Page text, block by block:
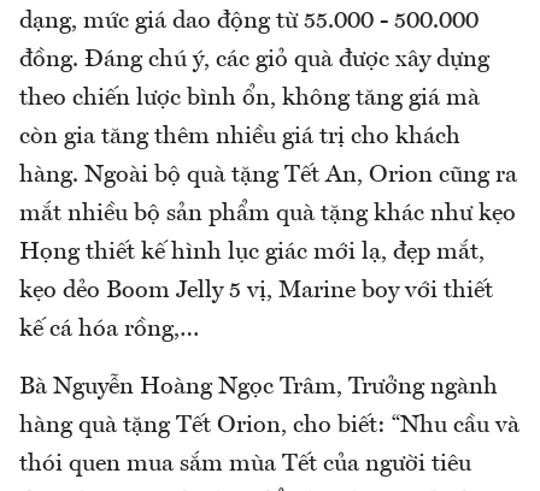
dạng, mức giá dao động từ 55.000 - 500.000
đồng. Đáng chú ý, các giỏ quà được xây dựng
theo chiến lược bình ổn, không tăng giá mà
còn gia tăng thêm nhiều giá trị cho khách
hàng. Ngoài bộ quà tặng Tết An, Orion cũng ra
mắt nhiều bộ sản phẩm quà tặng khác như kẹo
Họng thiết kế hình lục giác mới lạ, đẹp mắt,
kẹo dẻo Boom Jelly 5 vị, Marine boy với thiết
kế cá hóa rồng,…
Bà Nguyễn Hoàng Ngọc Trâm, Trưởng ngành
hàng quà tặng Tết Orion, cho biết: “Nhu cầu và
thói quen mua sắm mùa Tết của người tiêu